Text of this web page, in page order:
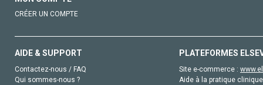
CRÉER UN COMPTE
AIDE & SUPPORT
Contactez-nous / FAQ
Qui sommes-nous ?
PLATEFORMES
Site e-commerce :
Aide à la pratique